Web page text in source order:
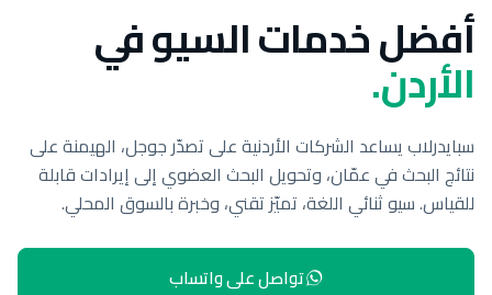
أفضل خدمات السيو في
الأردن.
سبايدرلاب يساعد الشركات الأردنية على تصدّر جوجل، الهيمنة على
نتائج البحث في عمّان، وتحويل البحث العضوي إلى إيرادات قابلة
للقياس. سيو ثنائي اللغة، تميّز تقني، وخبرة بالسوق المحلي.
تواصل على واتساب